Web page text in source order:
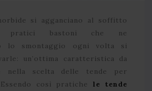
si agganciano al soffitto
pratici bastoni che ne
lo smontaggio ogni volta si
un’ottima caratteristica da
nella scelta delle tende per
così pratiche le tende